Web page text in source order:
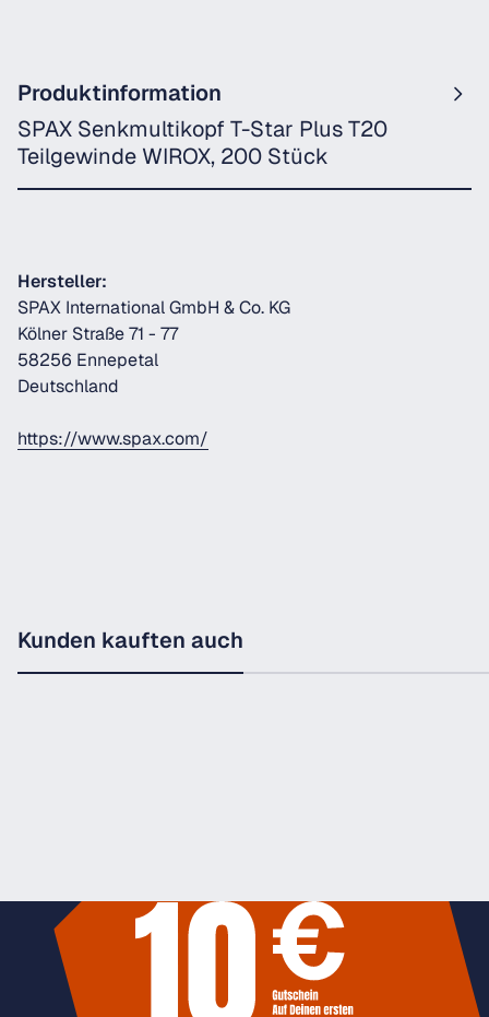
Produktinformation
SPAX Senkmultikopf T-Star Plus T20
Teilgewinde WIROX, 200 Stück
Hersteller:
SPAX International GmbH & Co. KG
Kölner Straße 71 - 77
58256 Ennepetal
Deutschland
https://www.spax.com/
Kunden kauften auch